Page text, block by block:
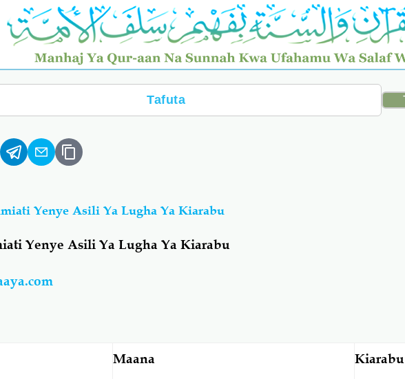
Yenye Asili Ya Lugha Ya Kiarabu
Yenye Asili Ya Lugha Ya Kiarabu
Maana Kiarabu